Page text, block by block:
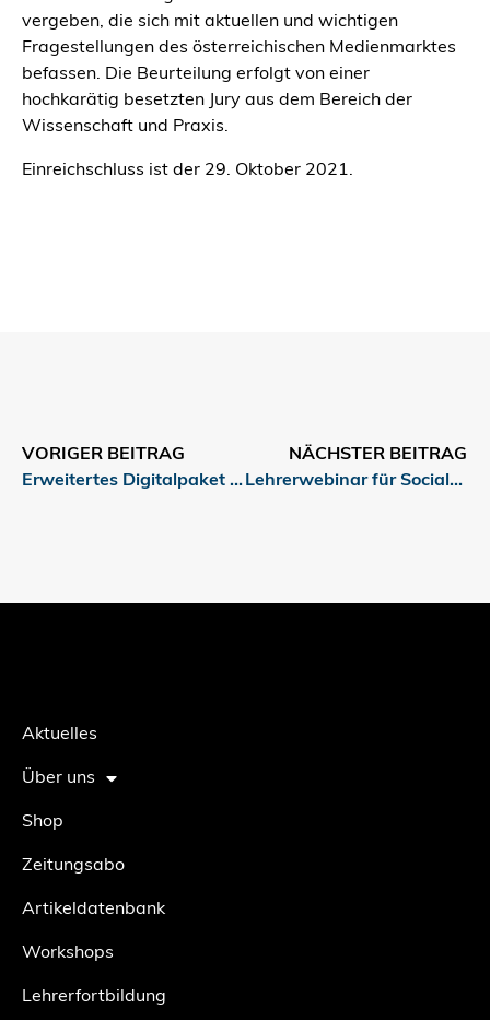
vergeben, die sich mit aktuellen und wichtigen
Fragestellungen des österreichischen Medienmarktes
befassen. Die Beurteilung erfolgt von einer
hochkarätig besetzten Jury aus dem Bereich der
Wissenschaft und Praxis.
Einreichschluss ist der 29. Oktober 2021.
VORIGER BEITRAG
Erweitertes Digitalpaket für Medienkompetenz im Sommersemester
NÄCHSTER BEITRAG
Lehrerwebinar für Social-Media-Kompetenz: Fälschungen im Internet erkennen
Aktuelles
Über uns
Shop
Zeitungsabo
Artikeldatenbank
Workshops
Lehrerfortbildung